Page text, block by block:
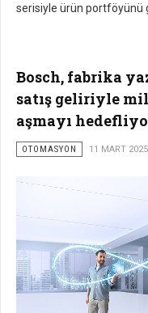
serisiyle ürün portföyünü
Bosch, fabrika
satış geliriyle
aşmayı
OTOMASYON 11 MART 2025